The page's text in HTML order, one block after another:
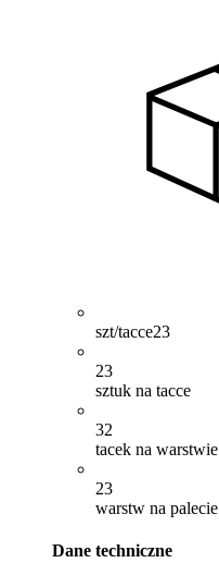
szt/tacce23
23
sztuk na tacce
32
tacek na warstwie
23
warstw na palecie
Dane techniczne